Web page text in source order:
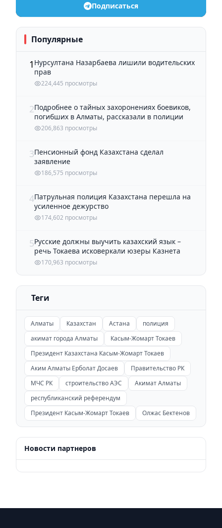
Подписаться
Популярные
1 Нурсултана Назарбаева лишили водительских
прав
224,445 просмотры
2Подробнее о тайных захоронениях боевиков,
погибших в Алматы, рассказали в полиции
206,863 просмотры
3Пенсионный фонд Казахстана сделал
заявление
186,575 просмотры
4Патрульная полиция Казахстана перешла на
усиленное дежурство
174,602 просмотры
5Русские должны выучить казахский язык –
речь Токаева исковеркали юзеры Казнета
170,963 просмотры
Теги
Алматы Казахстан Астана
полиция
акимат города Алматы
Касым-Жомарт Токаев
Президент Казахстана Касым-Жомарт Токаев
Аким Алматы Ерболат Досаев
Правительство РК
МЧС РК
строительство АЭС
Акимат Алматы
республиканский референдум
Президент Касым-Жомарт Токаев
Олжас Бектенов
Новости партнеров